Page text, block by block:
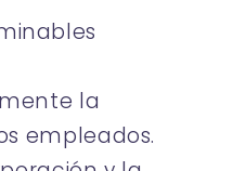
la
empleados.